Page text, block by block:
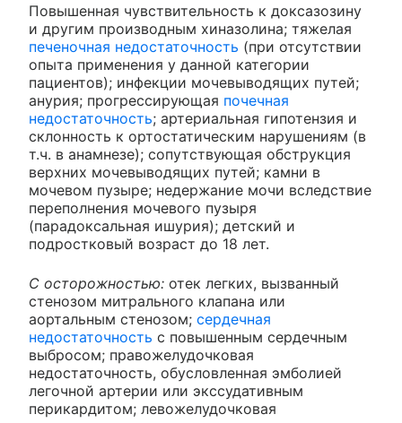
Повышенная чувствительность к доксазозину
и другим производным хиназолина; тяжелая
печеночная недостаточность (при отсутствии
опыта применения у данной категории
пациентов); инфекции мочевыводящих путей;
анурия; прогрессирующая почечная
недостаточность; артериальная гипотензия и
склонность к ортостатическим нарушениям (в
т.ч. в анамнезе); сопутствующая обструкция
верхних мочевыводящих путей; камни в
мочевом пузыре; недержание мочи вследствие
переполнения мочевого пузыря
(парадоксальная ишурия); детский и
подростковый возраст до 18 лет.
С осторожностью: отек легких, вызванный
стенозом митрального клапана или
аортальным стенозом; сердечная
недостаточность с повышенным сердечным
выбросом; правожелудочковая
недостаточность, обусловленная эмболией
легочной артерии или экссудативным
перикардитом; левожелудочковая